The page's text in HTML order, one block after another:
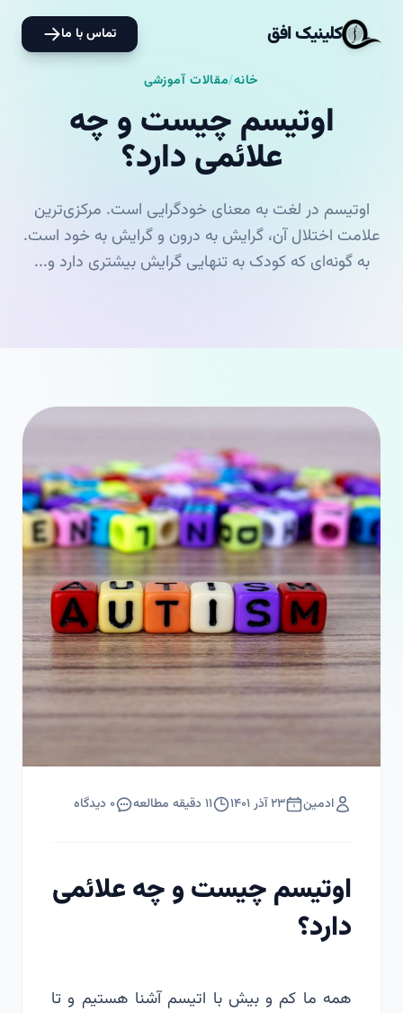
کلینیک افق تماس با ما
خانه/مقالات آموزشی
اوتیسم چیست و چه
علائمی دارد؟
اوتیسم در لغت به معنای خودگرایی است. مرکزی‌ترین
علامت اختلال آن، گرایش به درون و گرایش به خود است.
به گونه‌ای که کودک به تنهایی گرایش بیشتری دارد و...
ادمین ۲۳ آذر ۱۴۰۱ ۱۱ دقیقه مطالعه ۰ دیدگاه
اوتیسم چیست و چه علائمی
دارد؟
همه ما کم و بیش با اتیسم آشنا هستیم و تا